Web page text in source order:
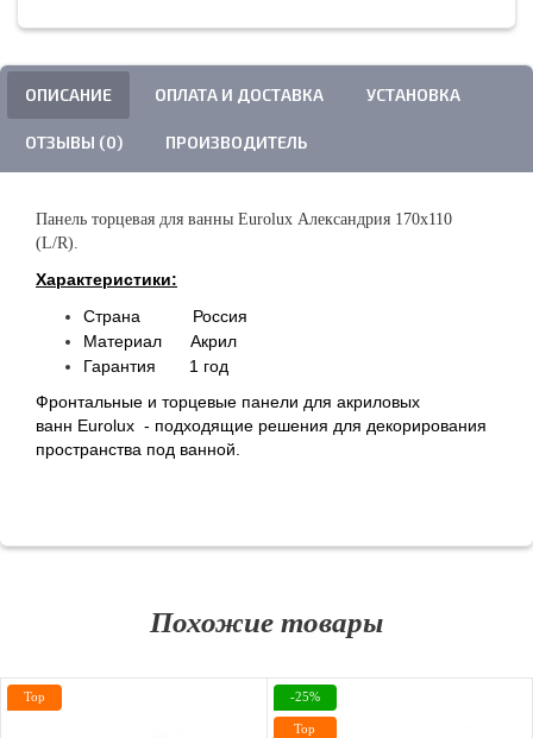
ОПИСАНИЕ ОПЛАТА И ДОСТАВКА УСТАНОВКА
ОТЗЫВЫ (0) ПРОИЗВОДИТЕЛЬ
Панель торцевая для ванны Eurolux Александрия 170х110
(L/R).
Характеристики:
Страна Россия
Материал Акрил
Гарантия 1 год
Фронтальные и торцевые панели для акриловых
ванн Eurolux - подходящие решения для декорирования
пространства под ванной.
Похожие товары
Top -25%
Top